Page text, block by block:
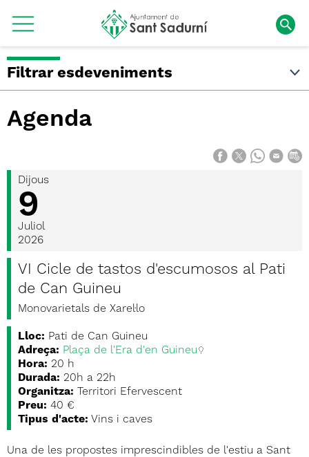
Filtrar esdeveniments
Agenda
Dijous
9
Juliol
2026
VI Cicle de tastos d'escumosos al Pati
de Can Guineu
Monovarietals de Xarel·lo
Lloc: Pati de Can Guineu
Adreça: Plaça de l'Era d'en Guineu
Hora: 20 h
Durada: 20h a 22h
Organitza:
Territori Efervescent
Preu: 40 €
Tipus d'acte: Vins i caves
Una de les propostes imprescindibles de l'estiu a Sant